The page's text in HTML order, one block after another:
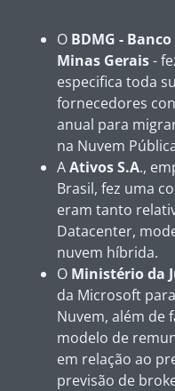
O BDMG -
Minas Gerais-
especifica toda
fornecedores
anual para
na Nuvem
AAtivos S.A.,
Brasil, fez uma
eram tanto
Datacenter,
nuvem híbrida.
O Ministério da
da Microsoft
Nuvem, além de
modelo de
em relação ao
previsão de